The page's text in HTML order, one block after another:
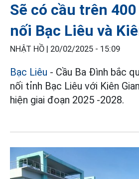
Sẽ có cầu trên
nối Bạc Liêu và
NHẬT HỒ | 20/02/2025 - 15:09
Bạc Liêu - Cầu Ba Đình bắc
nối tỉnh Bạc Liêu với Kiên
hiện giai đoạn 2025 -2028.